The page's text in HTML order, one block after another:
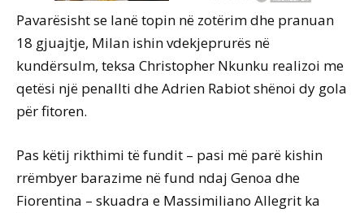
Pavarësisht se lanë topin në zotërim dhe pranuan
18 gjuajtje, Milan ishin vdekjeprurës në
kundërsulm, teksa Christopher Nkunku realizoi me
qetësi një penallti dhe Adrien Rabiot shënoi dy gola
për fitoren.
Pas këtij rikthimi të fundit – pasi më parë kishin
rrëmbyer barazime në fund ndaj Genoa dhe
Fiorentina – skuadra e Massimiliano Allegrit ka